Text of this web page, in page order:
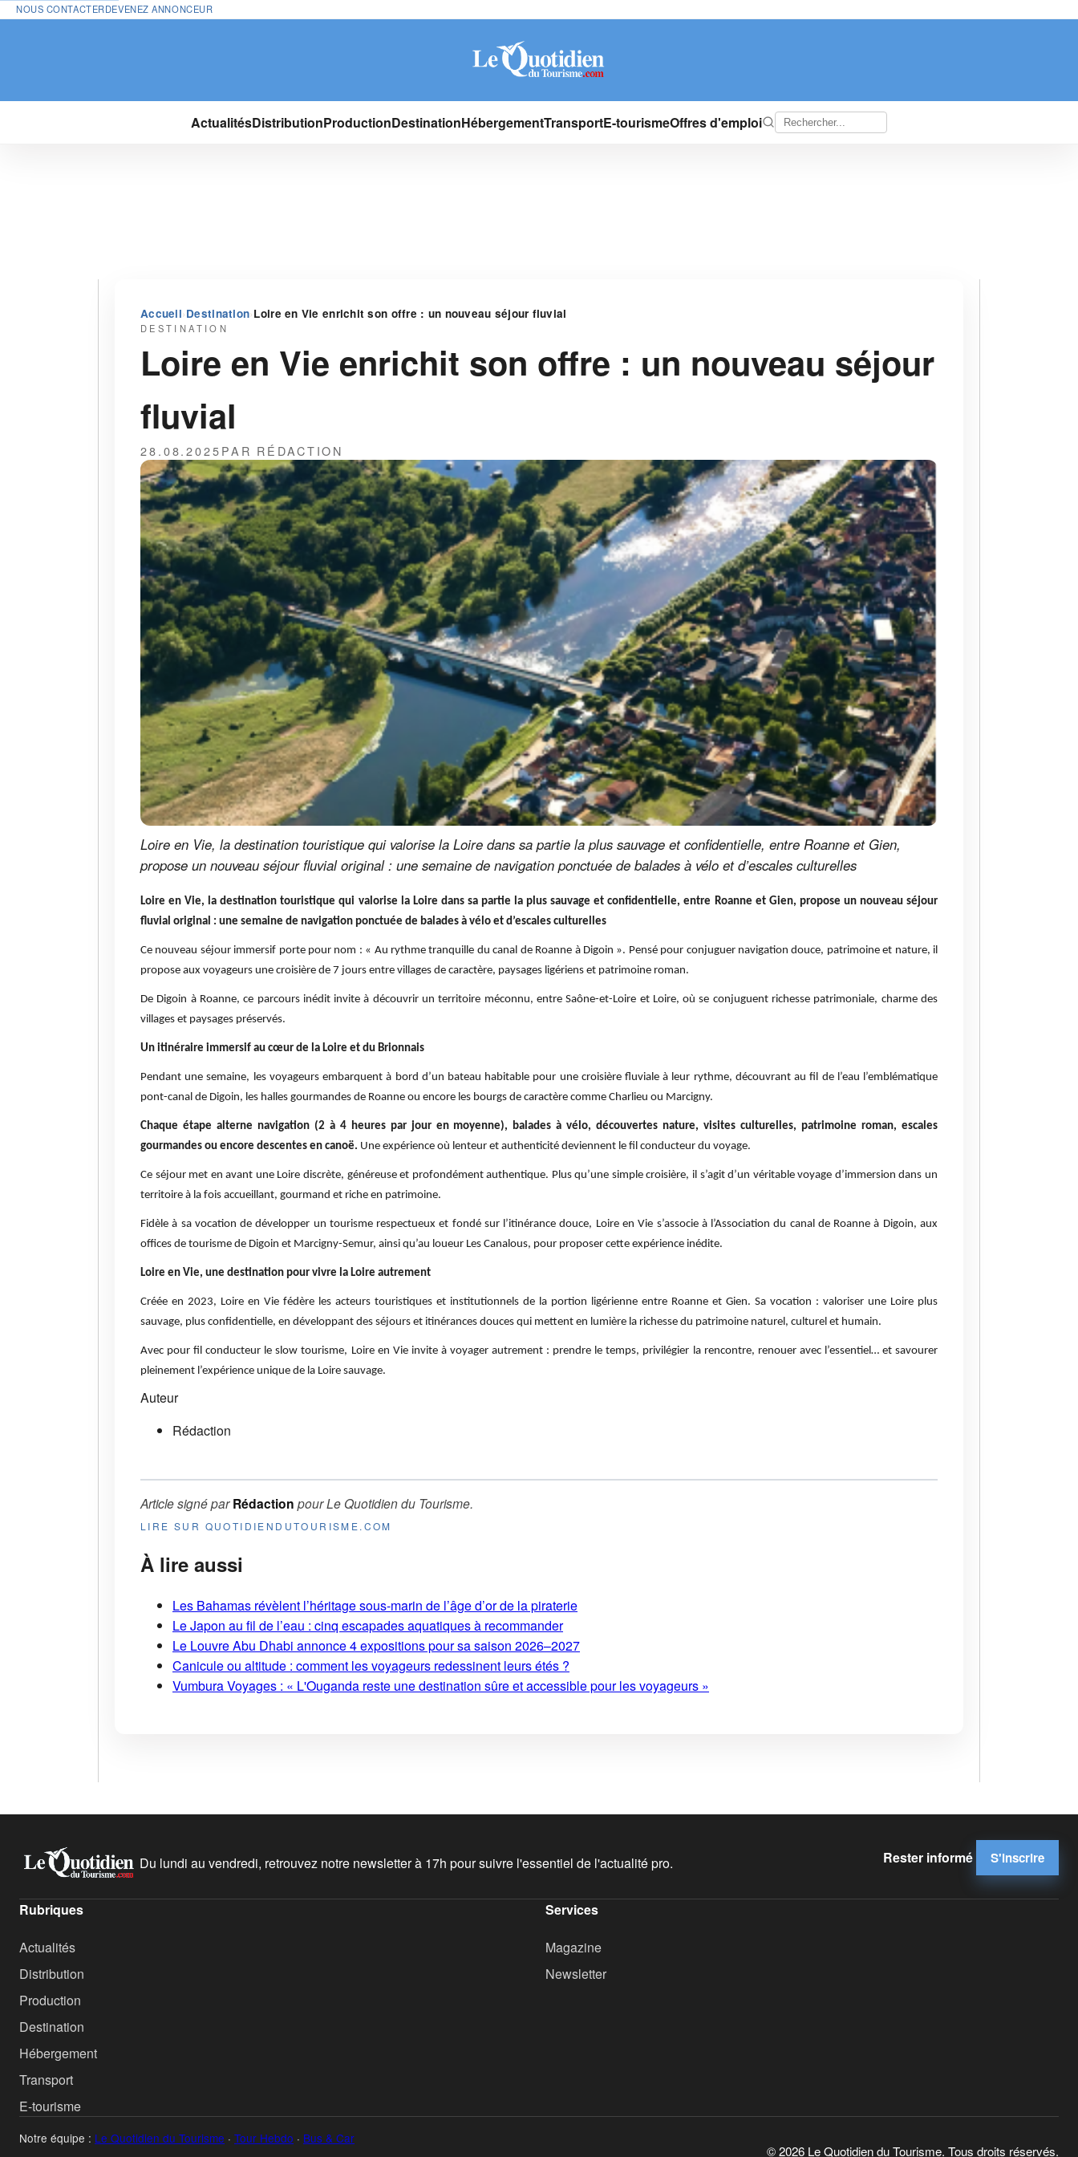
NOUS CONTACTERDEVENEZ ANNONCEUR
ActualitésDistributionProductionDestinationHébergementTransportE-tourismeOffres d'emploi
Accueil›Destination›Loire en Vie enrichit son offre : un nouveau séjour fluvial
DESTINATION
Loire en Vie enrichit son offre : un nouveau séjour
fluvial
28.08.2025PAR RÉDACTION
Loire en Vie, la destination touristique qui valorise la Loire dans sa partie la plus sauvage et confidentielle, entre Roanne et Gien,
propose un nouveau séjour fluvial original : une semaine de navigation ponctuée de balades à vélo et d’escales culturelles
Loire en Vie, la destination touristique qui valorise la Loire dans sa partie la plus sauvage et confidentielle, entre Roanne et Gien, propose un nouveau séjour
fluvial original : une semaine de navigation ponctuée de balades à vélo et d’escales culturelles
Ce nouveau séjour immersif porte pour nom : « Au rythme tranquille du canal de Roanne à Digoin ». Pensé pour conjuguer navigation douce, patrimoine et nature, il
propose aux voyageurs une croisière de 7 jours entre villages de caractère, paysages ligériens et patrimoine roman.
De Digoin à Roanne, ce parcours inédit invite à découvrir un territoire méconnu, entre Saône-et-Loire et Loire, où se conjuguent richesse patrimoniale, charme des
villages et paysages préservés.
Un itinéraire immersif au cœur de la Loire et du Brionnais
Pendant une semaine, les voyageurs embarquent à bord d’un bateau habitable pour une croisière fluviale à leur rythme, découvrant au fil de l’eau l’emblématique
pont-canal de Digoin, les halles gourmandes de Roanne ou encore les bourgs de caractère comme Charlieu ou Marcigny.
Chaque étape alterne navigation (2 à 4 heures par jour en moyenne), balades à vélo, découvertes nature, visites culturelles, patrimoine roman, escales
gourmandes ou encore descentes en canoë. Une expérience où lenteur et authenticité deviennent le fil conducteur du voyage.
Ce séjour met en avant une Loire discrète, généreuse et profondément authentique. Plus qu’une simple croisière, il s’agit d’un véritable voyage d’immersion dans un
territoire à la fois accueillant, gourmand et riche en patrimoine.
Fidèle à sa vocation de développer un tourisme respectueux et fondé sur l’itinérance douce, Loire en Vie s’associe à l’Association du canal de Roanne à Digoin, aux
offices de tourisme de Digoin et Marcigny-Semur, ainsi qu’au loueur Les Canalous, pour proposer cette expérience inédite.
Loire en Vie, une destination pour vivre la Loire autrement
Créée en 2023, Loire en Vie fédère les acteurs touristiques et institutionnels de la portion ligérienne entre Roanne et Gien. Sa vocation : valoriser une Loire plus
sauvage, plus confidentielle, en développant des séjours et itinérances douces qui mettent en lumière la richesse du patrimoine naturel, culturel et humain.
Avec pour fil conducteur le slow tourisme, Loire en Vie invite à voyager autrement : prendre le temps, privilégier la rencontre, renouer avec l’essentiel… et savourer
pleinement l’expérience unique de la Loire sauvage.
Auteur
Rédaction
Article signé parRédaction pourLe Quotidien du Tourisme.
LIRE SUR QUOTIDIENDUTOURISME.COM
À lire aussi
Les Bahamas révèlent l’héritage sous-marin de l’âge d’or de la piraterie
Le Japon au fil de l’eau : cinq escapades aquatiques à recommander
Le Louvre Abu Dhabi annonce 4 expositions pour sa saison 2026–2027
Canicule ou altitude : comment les voyageurs redessinent leurs étés ?
Vumbura Voyages : « L'Ouganda reste une destination sûre et accessible pour les voyageurs »
Du lundi au vendredi, retrouvez notre newsletter à 17h pour suivre l'essentiel de l'actualité pro. Rester informé S'inscrire
Rubriques
Actualités
Distribution
Production
Destination
Hébergement
Transport
E-tourisme
Services
Magazine
Newsletter
Notre équipe : Le Quotidien du Tourisme · Tour Hebdo · Bus & Car
© 2026 Le Quotidien du Tourisme. Tous droits réservés.